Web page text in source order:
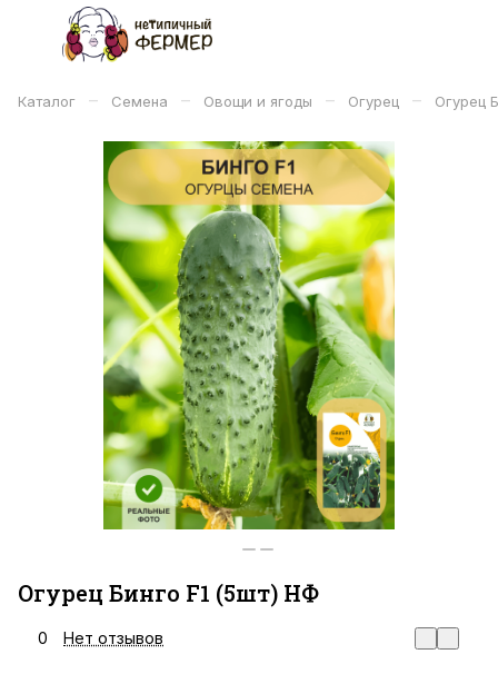
Каталог – Семена – Овощи и ягоды – Огурец – Огурец
Огурец Бинго F1 (5шт) НФ
0 Нет отзывов